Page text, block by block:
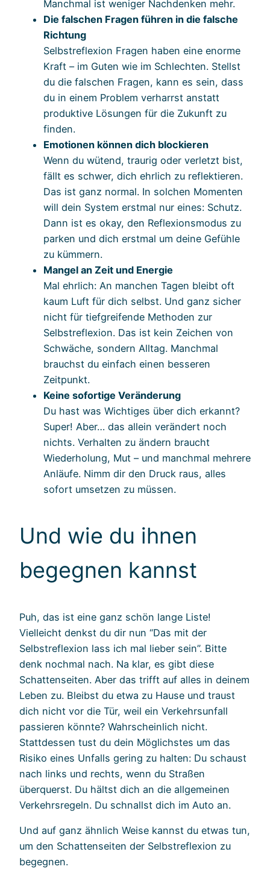
Manchmal ist weniger Nachdenken mehr.
Die falschen Fragen führen in die falsche
Richtung
Selbstreflexion Fragen haben eine enorme
Kraft – im Guten wie im Schlechten. Stellst
du die falschen Fragen, kann es sein, dass
du in einem Problem verharrst anstatt
produktive Lösungen für die Zukunft zu
finden.
Emotionen können dich blockieren
Wenn du wütend, traurig oder verletzt bist,
fällt es schwer, dich ehrlich zu reflektieren.
Das ist ganz normal. In solchen Momenten
will dein System erstmal nur eines: Schutz.
Dann ist es okay, den Reflexionsmodus zu
parken und dich erstmal um deine Gefühle
zu kümmern.
Mangel an Zeit und Energie
Mal ehrlich: An manchen Tagen bleibt oft
kaum Luft für dich selbst. Und ganz sicher
nicht für tiefgreifende Methoden zur
Selbstreflexion. Das ist kein Zeichen von
Schwäche, sondern Alltag. Manchmal
brauchst du einfach einen besseren
Zeitpunkt.
Keine sofortige Veränderung
Du hast was Wichtiges über dich erkannt?
Super! Aber… das allein verändert noch
nichts. Verhalten zu ändern braucht
Wiederholung, Mut – und manchmal mehrere
Anläufe. Nimm dir den Druck raus, alles
sofort umsetzen zu müssen.
Und wie du ihnen
begegnen kannst
Puh, das ist eine ganz schön lange Liste!
Vielleicht denkst du dir nun “Das mit der
Selbstreflexion lass ich mal lieber sein”. Bitte
denk nochmal nach. Na klar, es gibt diese
Schattenseiten. Aber das trifft auf alles in deinem
Leben zu. Bleibst du etwa zu Hause und traust
dich nicht vor die Tür, weil ein Verkehrsunfall
passieren könnte? Wahrscheinlich nicht.
Stattdessen tust du dein Möglichstes um das
Risiko eines Unfalls gering zu halten: Du schaust
nach links und rechts, wenn du Straßen
überquerst. Du hältst dich an die allgemeinen
Verkehrsregeln. Du schnallst dich im Auto an.
Und auf ganz ähnlich Weise kannst du etwas tun,
um den Schattenseiten der Selbstreflexion zu
begegnen.